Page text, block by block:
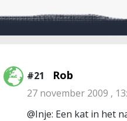
#21 Rob
27 november 2009 ,
@Inje: Een kat in het